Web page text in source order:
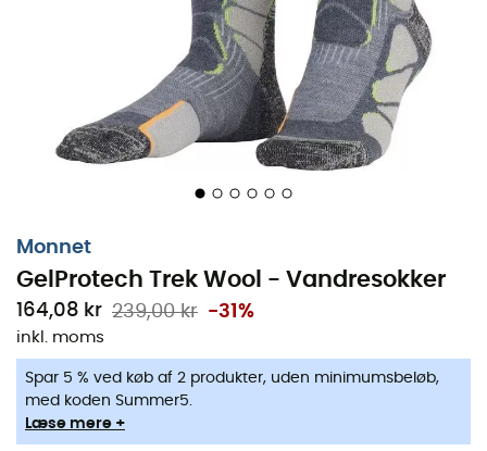
Monnet
GelProtech Trek Wool - Vandresokker
164,08 kr 239,00 kr -31%
inkl. moms
Spar 5 % ved køb af 2 produkter, uden minimumsbeløb,
med koden Summer5.
Læse mere +
Forstærkninger til beskyttelse af skinneben, vrist,
indre hælben, ankel og akillessene
Fransk produktion og kvalitet
Materialer: 60 % merinould, 29 % polyamid, 11 %
Ergo' Technicity System
optimal kontrol af dine bevægelser. 3D-strikning for at
tåområder / Blød kant, der ikke komprimerer og passer
til alle størrelser / Perfekt pasform med justerede
størrelser.
Adaptative Ergonomic System (AES)
integrerer beskyttelseszoner i strømpens design, der er